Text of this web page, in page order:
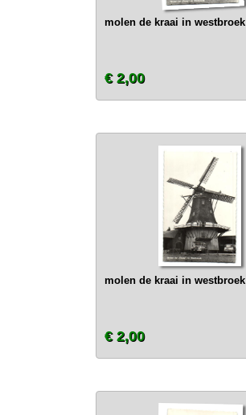
molen de kraai in westbroek
€ 2,00
molen de kraai in westbroek
€ 2,00